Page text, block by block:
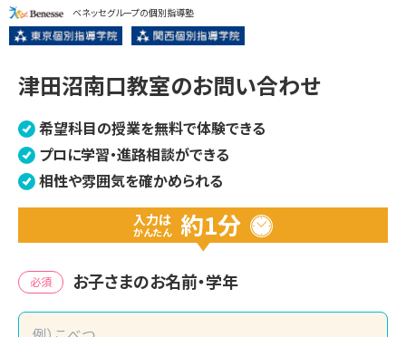
ベネッセグループの個別指導塾
津田沼南口教室のお問い合わせ
希望科目の授業を無料で体験できる
プロに学習・進路相談ができる
相性や雰囲気を確かめられる
入力は
かんたん 約1分
必須 お子さまのお名前・学年